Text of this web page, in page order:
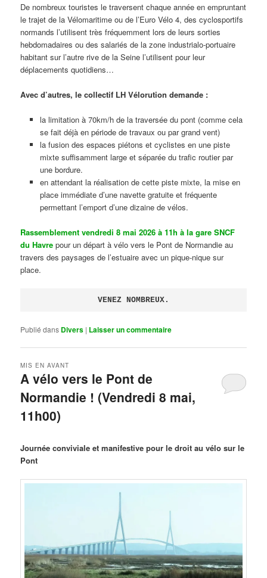
De nombreux touristes le traversent chaque année en empruntant
le trajet de la Vélomaritime ou de l’Euro Vélo 4, des cyclosportifs
normands l’utilisent très fréquemment lors de leurs sorties
hebdomadaires ou des salariés de la zone industrialo-portuaire
habitant sur l’autre rive de la Seine l’utilisent pour leur
déplacements quotidiens…
Avec d’autres, le collectif LH Vélorution demande :
la limitation à 70km/h de la traversée du pont (comme cela
se fait déjà en période de travaux ou par grand vent)
la fusion des espaces piétons et cyclistes en une piste
mixte suffisamment large et séparée du trafic routier par
une bordure.
en attendant la réalisation de cette piste mixte, la mise en
place immédiate d’une navette gratuite et fréquente
permettant l’emport d’une dizaine de vélos.
Rassemblement vendredi 8 mai 2026 à 11h à la gare SNCF
du Havre pour un départ à vélo vers le Pont de Normandie au
travers des paysages de l’estuaire avec un pique-nique sur
place.
VENEZ NOMBREUX.
Publié dans Divers | Laisser un commentaire
A vélo vers le Pont de
Normandie ! (Vendredi 8 mai,
11h00)
MIS EN AVANT
Journée conviviale et manifestive pour le droit au vélo sur le
Pont